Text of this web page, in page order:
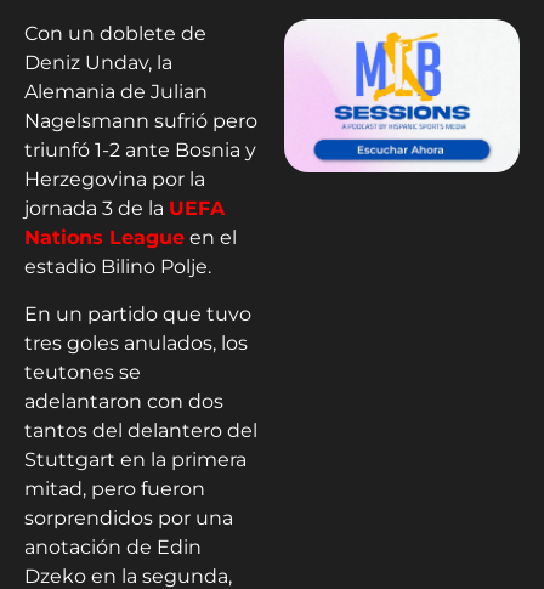
Con un doblete de
Deniz Undav, la
Alemania de Julian
Nagelsmann sufrió pero
triunfó 1-2 ante Bosnia y
Herzegovina por la
jornada 3 de la UEFA
Nations League en el
estadio Bilino Polje.
En un partido que tuvo
tres goles anulados, los
teutones se
adelantaron con dos
tantos del delantero del
Stuttgart en la primera
mitad, pero fueron
sorprendidos por una
anotación de Edin
Dzeko en la segunda,